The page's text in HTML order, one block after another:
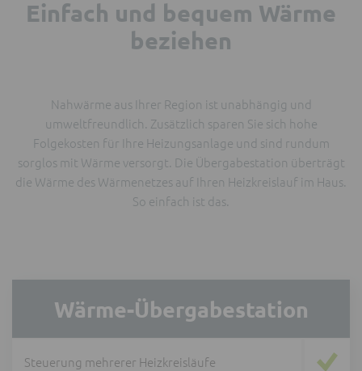
Einfach und bequem Wärme
beziehen
Nahwärme aus Ihrer Region ist unabhängig und
umweltfreundlich. Zusätzlich sparen Sie sich hohe
Folgekosten für Ihre Heizungsanlage und sind rundum
sorglos mit Wärme versorgt. Die Übergabestation überträgt
die Wärme des Wärmenetzes auf Ihren Heizkreislauf im Haus.
So einfach ist das.
Wärme-Übergabestation
Steuerung mehrerer Heizkreisläufe